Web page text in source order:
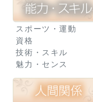
スポーツ・運動
資格
技術・スキル
魅力・センス